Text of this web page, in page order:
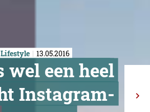
Lifestyle 13.05.2016